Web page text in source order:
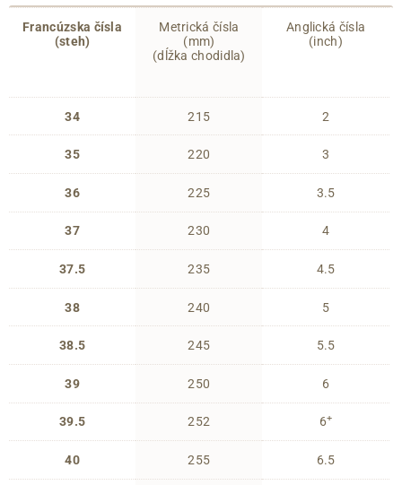
Francúzska čísla
(steh)
34
35
36
37
37.5
38
38.5
39
39.5
40
Metrická čísla
(mm)
(dĺžka chodidla)
215
220
225
230
235
240
245
250
252
255
Anglická čísla
(inch)
2
3
3.5
4
4.5
5
5.5
6
6+
6.5